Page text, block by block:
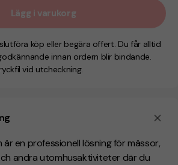
en professionell lösning för mässor,
andra utomhusaktiviteter där du
Lägg i varukorg
köp eller begära offert. Du får alltid
innan ordern blir bindande.
vid utcheckning.